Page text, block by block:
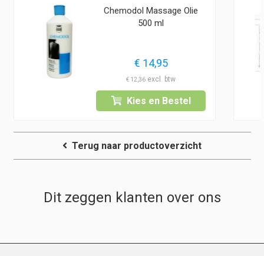
Chemodol Massage Olie
500 ml
€ 14,95
€ 12,36
Kies en Bestel
Terug naar productoverzicht
Dit zeggen klanten over ons